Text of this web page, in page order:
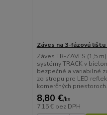
Záves na 3-fázovú
Záves TR-ZAVES (1,5
systémy TRACK v
bezpečné a variabilné
zo stropu pre LED
komerčných priestoroch.
8,80 €/ks
7,15 € bez DPH